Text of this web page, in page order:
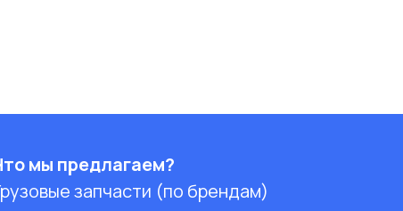
мы предлагаем?
запчасти (по брендам)